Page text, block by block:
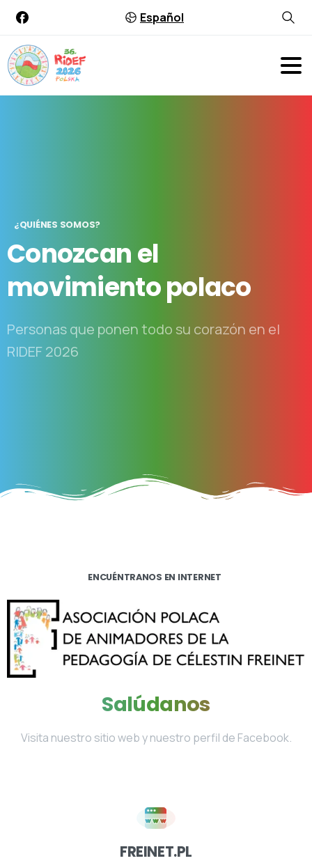
Español
¿QUIÉNES SOMOS?
Conozcanel
movimientopolaco
Personas que ponen todo su corazón en el
RIDEF 2026
ENCUÉNTRANOS EN INTERNET
Salúdanos
Visita nuestro sitio web y nuestro perfil de Facebook.
FREINET.PL